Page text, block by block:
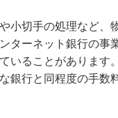
小切手の処理など、
ターネット銀行の事
いることがあります
銀行と同程度の手数